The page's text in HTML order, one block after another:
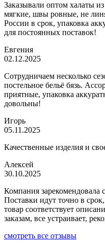
Заказывали оптом халаты
мягкие, швы ровные, не
России в срок, упаковка
для постоянных поставок!
Евгения
02.12.2025
Сотрудничаем несколько
постельное бельё бязь.
приятные, упаковка
довольны!
Игорь
05.11.2025
Качественные изделия и
Алексей
30.10.2025
Компания зарекомендовала
Поставки идут точно в
товар соответствует
заказам, все устраивает,
смотреть все отзывы